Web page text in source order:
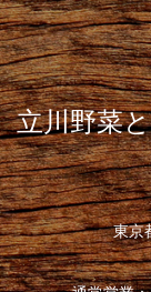
立川野菜
東京